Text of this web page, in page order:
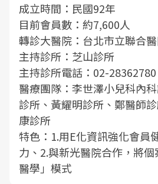
成立時間：民國92年
目前會員數：約7,600人
轉診大醫院：台北市立聯合
主持診所：芝山診所
主持診所電話：02-28362780
醫療團隊：李世澤小兒科內
診所、黃耀明診所、鄭醫師
康診所
特色：1.用E化資訊強化會員
力、2.與新光醫院合作，將
醫學」模式